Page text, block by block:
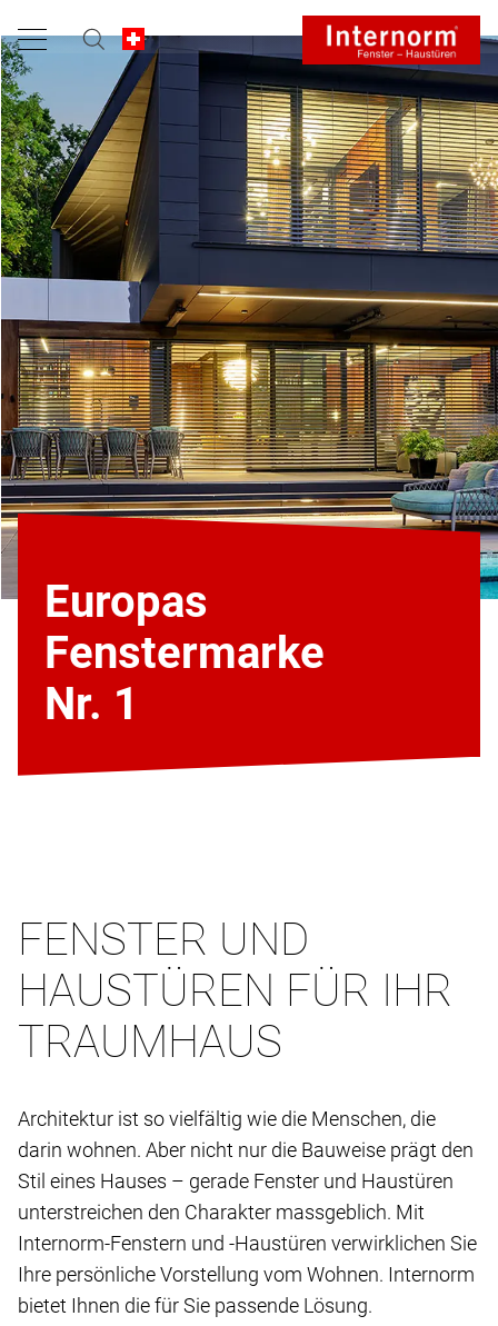
Europas
Fenstermarke
Nr. 1
FENSTER UND
HAUSTÜREN FÜR IHR
TRAUMHAUS
Architektur ist so vielfältig wie die Menschen, die
darin wohnen. Aber nicht nur die Bauweise prägt den
Stil eines Hauses – gerade Fenster und Haustüren
unterstreichen den Charakter massgeblich. Mit
Internorm-Fenstern und -Haustüren verwirklichen Sie
Ihre persönliche Vorstellung vom Wohnen. Internorm
bietet Ihnen die für Sie passende Lösung.